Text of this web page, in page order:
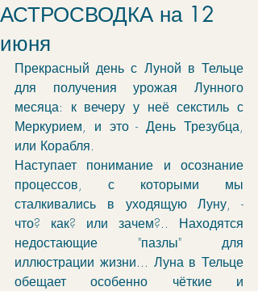
АСТРОСВОДКА на 12
июня
Прекрасный день с Луной в Тельце
для получения урожая Лунного
месяца: к вечеру у неё секстиль с
Меркурием, и это - День Трезубца,
или Корабля.
Наступает понимание и осознание
процессов, с которыми мы
сталкивались в уходящую Луну, -
что? как? или зачем?.. Находятся
недостающие "пазлы" для
иллюстрации жизни... Луна в Тельце
обещает особенно чёткие и